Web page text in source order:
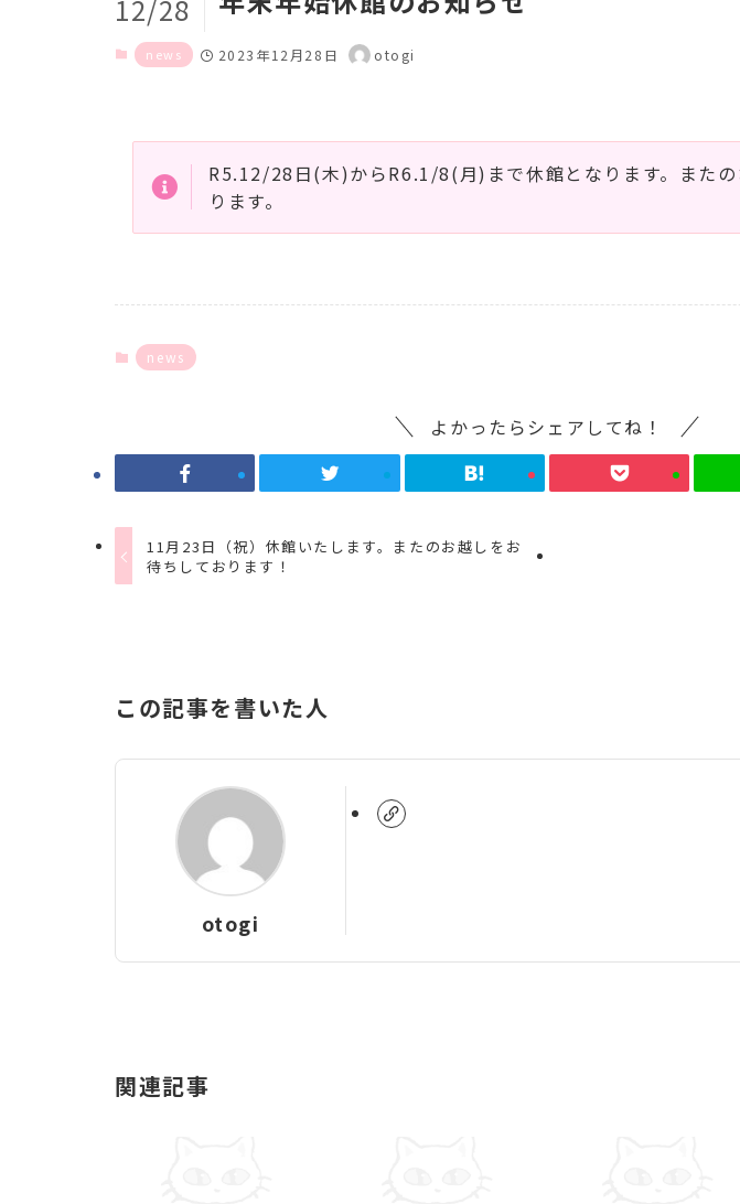
12/28
news 2023年12月28日 otogi
R5.12/28日(木)からR6.1/8(月)まで休館となります。またの
ります。
news
よかったらシェアしてね！
11月23日（祝）休館いたします。またのお越しをお
待ちしております！
この記事を書いた人
otogi
関連記事